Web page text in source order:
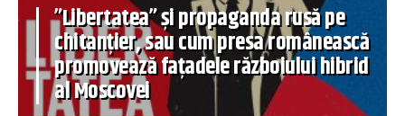
”Libertatea” și propaganda rusă pe
chitanțier, sau cum presa românească
promovează fațadele războiului hibrid
al Moscovei